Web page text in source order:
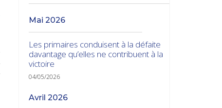
mai 2026
Les primaires conduisent à la défaite
davantage qu’elles ne contribuent à la
victoire
04/05/2026
avril 2026